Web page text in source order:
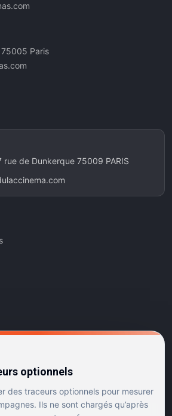
Paris
rue de Dunkerque 75009 PARIS
optionnels
des traceurs optionnels pour mesurer
Ils ne sont chargés qu’après